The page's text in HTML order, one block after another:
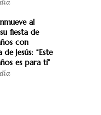
al
fiesta de
con
Jesús: “Este
es para ti”